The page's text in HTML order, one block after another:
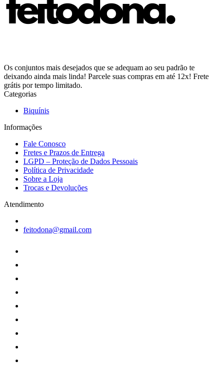
Os conjuntos mais desejados que se adequam ao seu padrão te
deixando ainda mais linda! Parcele suas compras em até 12x! Frete
grátis por tempo limitado.
Categorias
Biquínis
Informações
Fale Conosco
Fretes e Prazos de Entrega
LGPD – Proteção de Dados Pessoais
Política de Privacidade
Sobre a Loja
Trocas e Devoluções
Atendimento
feitodona@gmail.com